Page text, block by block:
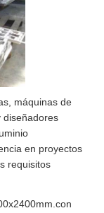
máquinas de
diseñadores
en proyectos
requisitos